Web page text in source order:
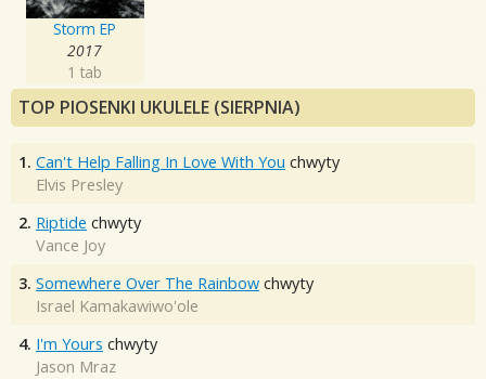
Storm EP
2017
1 tab
TOP PIOSENKI UKULELE (SIERPNIA)
1. Can't Help Falling In Love With You chwyty
Elvis Presley
2. Riptide chwyty
Vance Joy
3. Somewhere Over The Rainbow chwyty
Israel Kamakawiwo'ole
4. I'm Yours chwyty
Jason Mraz